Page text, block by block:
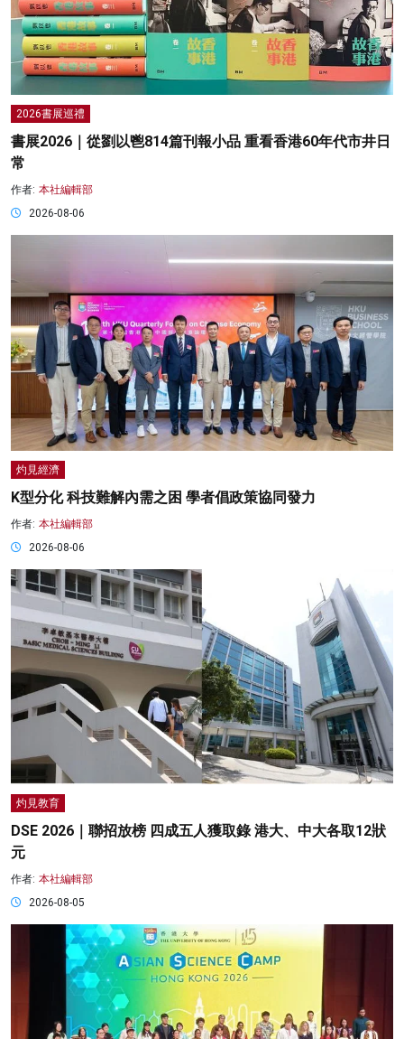
2026書展巡禮
書展2026｜從劉以鬯814篇刊報小品 重看香港60年代市井日
常
作者: 本社編輯部
2026-08-06
灼見經濟
K型分化 科技難解內需之困 學者倡政策協同發力
作者: 本社編輯部
2026-08-06
灼見教育
DSE 2026｜聯招放榜 四成五人獲取錄 港大、中大各取12狀
元
作者: 本社編輯部
2026-08-05